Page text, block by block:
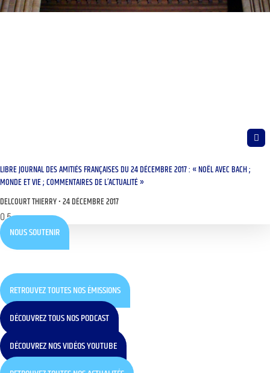
LIBRE JOURNAL DES AMITIÉS FRANÇAISES DU 24 DÉCEMBRE 2017 : « NOËL AVEC BACH ;
MONDE ET VIE ; COMMENTAIRES DE L’ACTUALITÉ »
DELCOURT THIERRY 24 DÉCEMBRE 2017
NOUS SOUTENIR
RETROUVEZ TOUTES NOS ÉMISSIONS
DÉCOUVREZ TOUS NOS PODCAST
DÉCOUVREZ NOS VIDÉOS YOUTUBE